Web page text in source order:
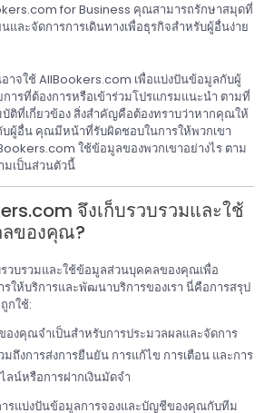
for Business คุณสามารถรักษาสมุดที่
และจัดการการเดินทางเพื่อธุรกิจสำหรับผู้อื่นง่าย
าจใช้ AllBookers.com เพื่อแบ่งปันข้อมูลกับผู้
ารที่ต้องการหรือเข้าร่วมโปรแกรมแนะนำ ตามที่
ติที่เกี่ยวข้อง สิ่งสำคัญคือต้องทราบว่าหากคุณให้
ผู้อื่น คุณมีหน้าที่รับผิดชอบในการให้พวกเขา
ใช้ข้อมูลของพวกเขาอย่างไร ตาม
มเป็นส่วนตัวนี้
จึงเก็บรวบรวมและใช้
ของคุณ?
วบรวมและใช้ข้อมูลส่วนบุคคลของคุณเพื่อ
รให้บริการและพัฒนาบริการของเรา นี่คือการสรุป
กใช้:
งคุณจำเป็นสำหรับการประมวลผลและจัดการ
ถึงการส่งการยืนยัน การแก้ไข การเตือน และการ
น์หรือการฝากเงินมัดจำ
ารแบ่งปันข้อมูลการจองและบัญชีของคุณกับทีม